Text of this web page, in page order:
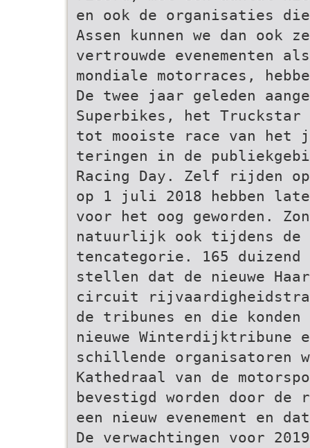
en ook de organisaties
Assen kunnen we dan ook
vertrouwde evenementen
mondiale motorraces,
De twee jaar geleden
Superbikes, het Truckstar
tot mooiste race van het
teringen in de
Racing Day. Zelf rijden
op 1 juli 2018 hebben
voor het oog geworden.
natuurlijk ook tijdens de
tencategorie. 165 duizend
stellen dat de nieuwe
circuit
de tribunes en die konden
nieuwe Winterdijktribune
schillende organisatoren
Kathedraal van de
bevestigd worden door de
een nieuw evenement en
De verwachtingen voor